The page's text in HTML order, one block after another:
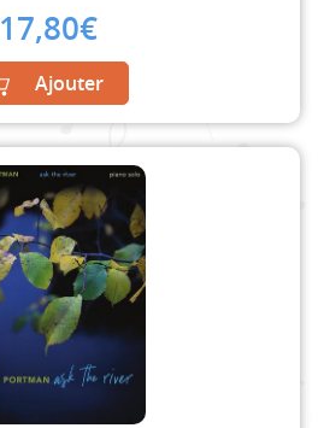
17,80€
Ajouter